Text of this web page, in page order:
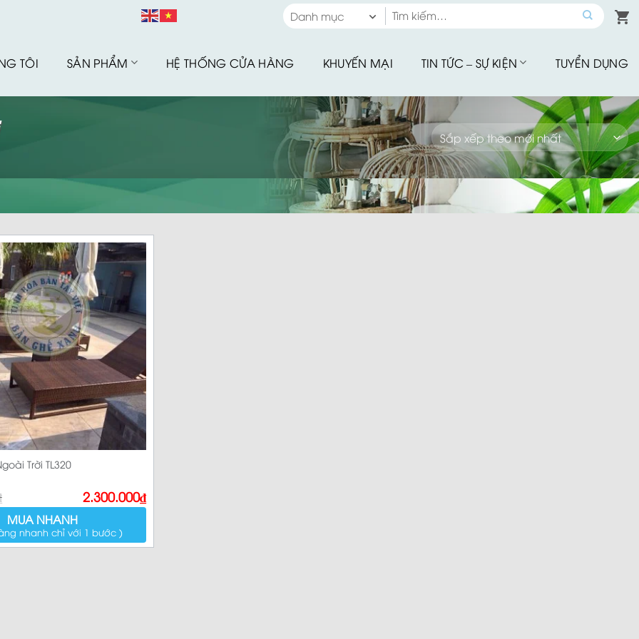
Danh mục
Bàn Ghế Quầy Bar
Bàn Ghế Sân Vườn
Bộ Sưu Tập
Bàn Ghế Ăn Ngoài Trời
Sofa Mây Nhựa
Bàn Ghế Ban Công
Bàn Ghế Cafe
Tìm
kiếm:
TÔI SẢN PHẨM HỆ THỐNG CỬA HÀNG KHUYẾN MẠI TIN TỨC – SỰ KIỆN TUYỂN DỤNG
Trời TL320
2.300.000₫
MUA NHANH
nhanh chỉ với 1 bước )